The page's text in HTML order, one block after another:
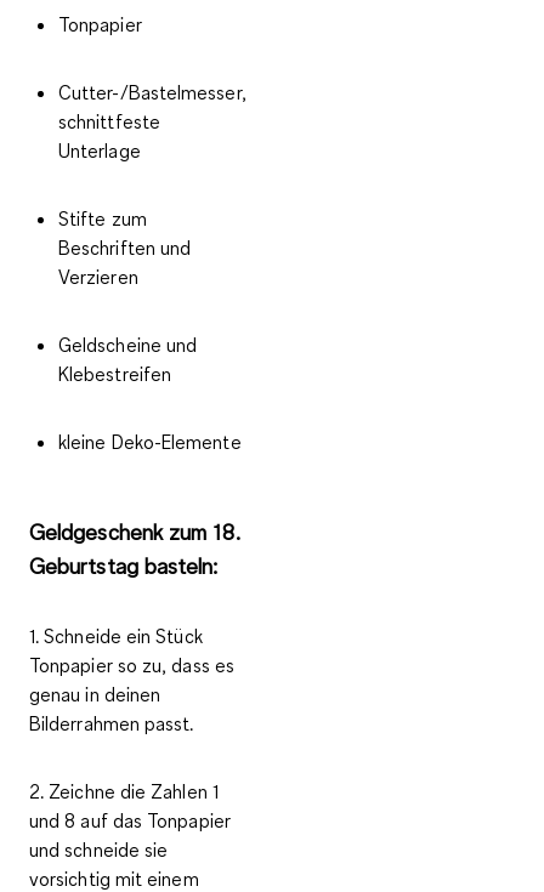
Tonpapier
Cutter-/Bastelmesser,
schnittfeste
Unterlage
Stifte zum
Beschriften und
Verzieren
Geldscheine und
Klebestreifen
kleine Deko-Elemente
Geldgeschenk zum 18.
Geburtstag basteln:
1. Schneide ein Stück
Tonpapier so zu, dass es
genau in deinen
Bilderrahmen passt.
2. Zeichne die Zahlen 1
und 8 auf das Tonpapier
und schneide sie
vorsichtig mit einem